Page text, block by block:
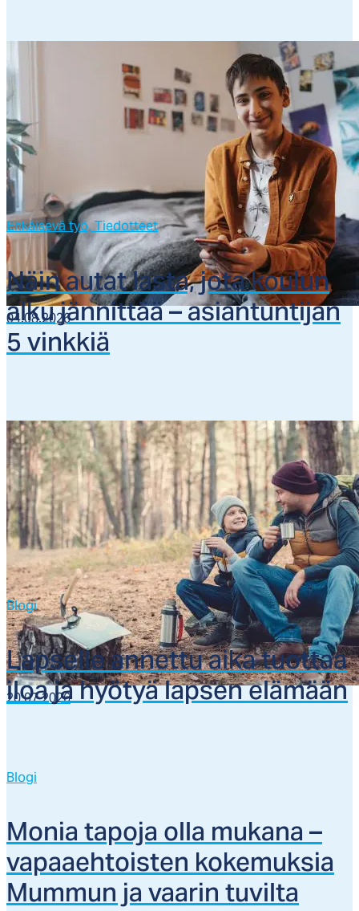
04.08.2026
Ehkäisevä työ,Tiedotteet
Näin au­tat las­ta, jo­ta kou­lun
al­ku jän­nit­tää – asian­tun­ti­jan
5 vink­kiä
20.07.2026
Blogi
Lap­sel­le an­net­tu ai­ka tuot­taa
iloa ja hyö­tyä lap­sen elä­mään
Blogi
Mo­nia ta­po­ja ol­la mu­ka­na –
va­paaeh­tois­ten ko­ke­muk­sia
Mum­mun ja vaa­rin tu­vil­ta